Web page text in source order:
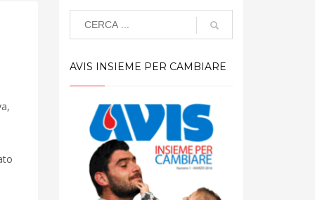
AVIS INSIEME PER CAMBIARE